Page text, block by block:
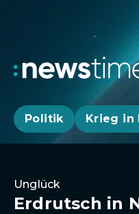
Politik Krieg in
Unglück
Erdrutsch in